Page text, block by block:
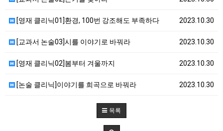
2023.10.30
[영재 클리닉01]환경, 100번 강조해도 부족하다
2023.10.30
[교과서 논술03]시를 이야기로 바꿔라
2023.10.30
[영재 클리닉02]봄부터 겨울까지
2023.10.30
[논술 클리닉]이야기를 희곡으로 바꿔라
목록